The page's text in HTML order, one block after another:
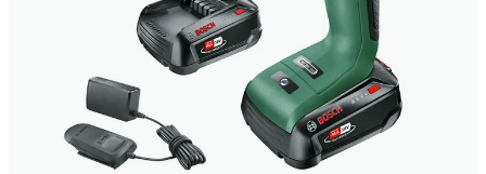
Bosch borskrutrekker
easy drill 18v-38
1 499
Bosch borskrutrekker
adv 18v-80 2x2,5ah
m/tilbehør
2 999